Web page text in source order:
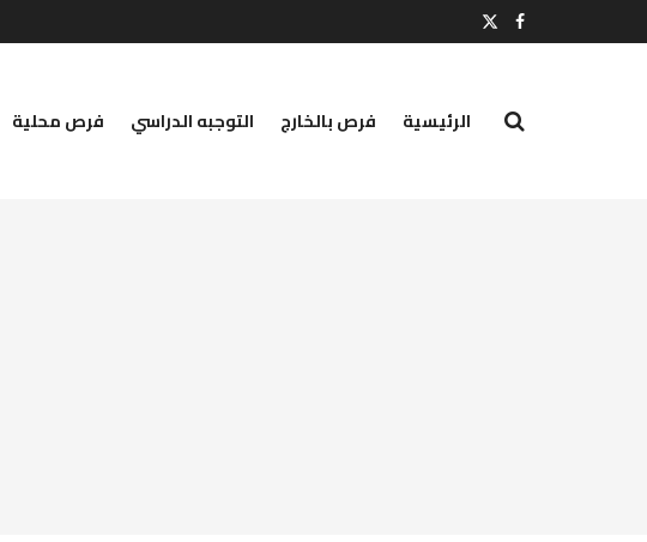
الرئيسية فرص بالخارج التوجبه الدراسي فرص محلية